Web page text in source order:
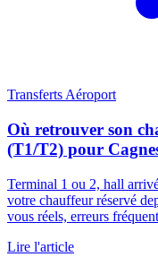
Transferts Aéroport
Où retrouver son
(T1/T2) pour
Terminal 1 ou 2, hall
votre chauffeur réservé
vous réels, erreurs
Lire l'article